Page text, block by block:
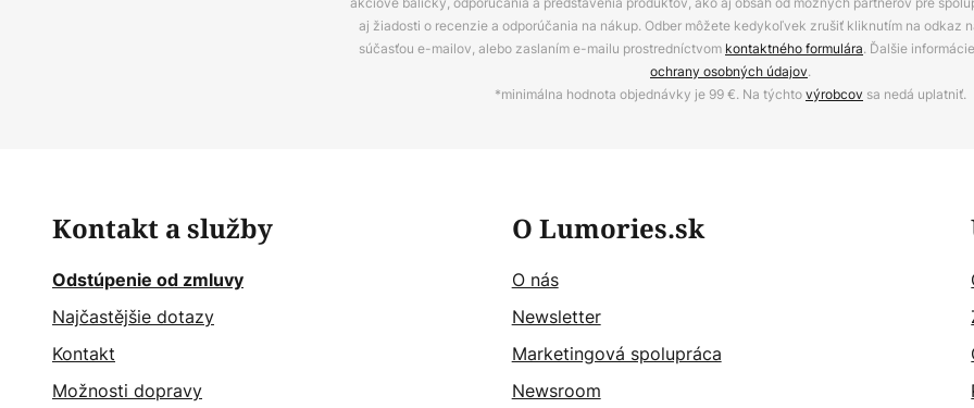
aj žiadosti o recenzie a odporúčania na nákup. Odber môžete kedykoľvek zrušiť kliknutím na odkaz
súčasťou e-mailov, alebo zaslaním e-mailu prostredníctvom kontaktného formulára. Ďalšie
ochrany osobných údajov.
*minimálna hodnota objednávky je 99 €. Na týchtovýrobcov sa nedá uplatniť.
Kontakt a služby
Odstúpenie od zmluvy
Najčastějšie dotazy
Kontakt
Možnosti dopravy
O Lumories.sk
O nás
Newsletter
Marketingová spolupráca
Newsroom